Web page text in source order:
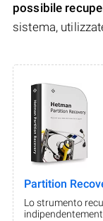
possibile
sistema,
Partition
Lo strumento